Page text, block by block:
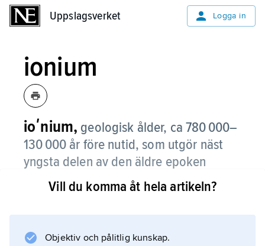
Uppslagsverket Logga in
ionium
ioʹnium, geologisk ålder, ca 780 000–
130 000 år före nutid, som utgör näst
yngsta delen av den äldre epoken
(pleistocen) av perioden kvartär.
kvartär
Vill du komma åt hela artikeln?
Objektiv och pålitlig kunskap.